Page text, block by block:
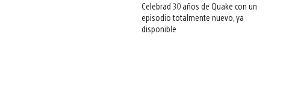
Celebrad 30 años de Quake con un
episodio totalmente nuevo, ya
disponible